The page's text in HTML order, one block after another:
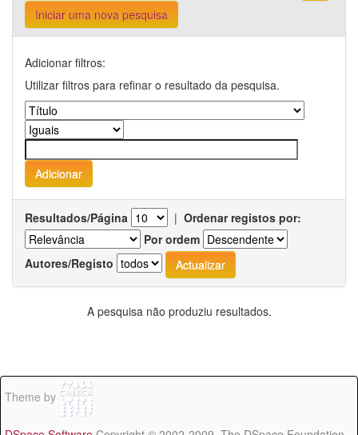
Iniciar uma nova pesquisa
Adicionar filtros:
Utilizar filtros para refinar o resultado da pesquisa.
Resultados/Página | Ordenar registos por:
Por ordem
Autores/Registo
A pesquisa não produziu resultados.
Theme by